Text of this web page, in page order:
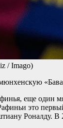
/ Imago)
еще один
это
Роналду. В